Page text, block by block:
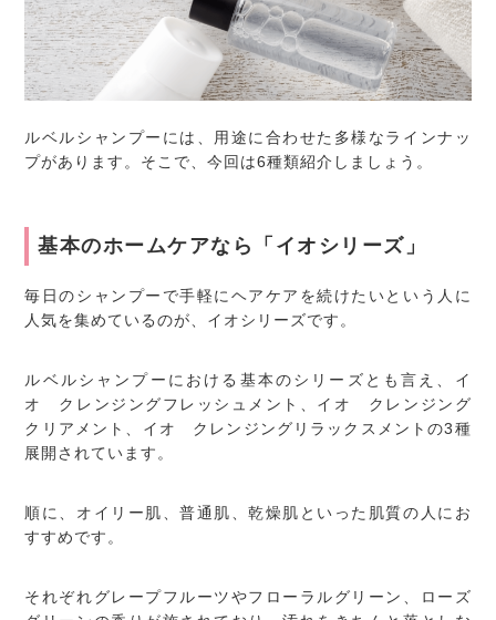
ルベルシャンプーには、用途に合わせた多様なラインナッ
プがあります。そこで、今回は6種類紹介しましょう。
基本のホームケアなら「イオシリーズ」
毎日のシャンプーで手軽にヘアケアを続けたいという人に
人気を集めているのが、イオシリーズです。
ルベルシャンプーにおける基本のシリーズとも言え、イ
オ クレンジングフレッシュメント、イオ クレンジング
クリアメント、イオ クレンジングリラックスメントの3種
展開されています。
順に、オイリー肌、普通肌、乾燥肌といった肌質の人にお
すすめです。
それぞれグレープフルーツやフローラルグリーン、ローズ